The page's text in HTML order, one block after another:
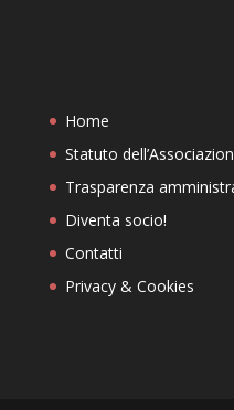
Home
Statuto
Trasparenza
Diventa socio!
Contatti
Privacy & Cookies